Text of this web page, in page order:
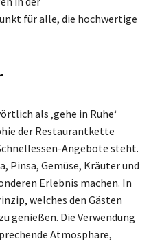
für alle, die hochwertige
als ‚gehe in Ruhe‘
der Restaurantkette
Angebote steht.
Pinsa, Gemüse, Kräuter und
Erlebnis machen. In
welches den Gästen
genießen. Die Verwendung
Atmosphäre,